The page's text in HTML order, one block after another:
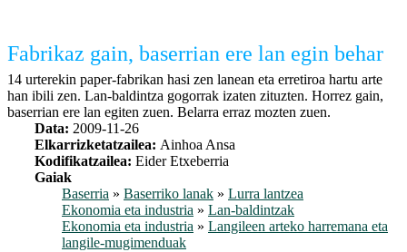
Fabrikaz gain, baserrian ere lan egin behar
14 urterekin paper-fabrikan hasi zen lanean eta erretiroa hartu arte
han ibili zen. Lan-baldintza gogorrak izaten zituzten. Horrez gain,
baserrian ere lan egiten zuen. Belarra erraz mozten zuen.
Data: 2009-11-26
Elkarrizketatzailea: Ainhoa Ansa
Kodifikatzailea: Eider Etxeberria
Gaiak
Baserria » Baserriko lanak » Lurra lantzea
Ekonomia eta industria » Lan-baldintzak
Ekonomia eta industria » Langileen arteko harremana eta
langile-mugimenduak